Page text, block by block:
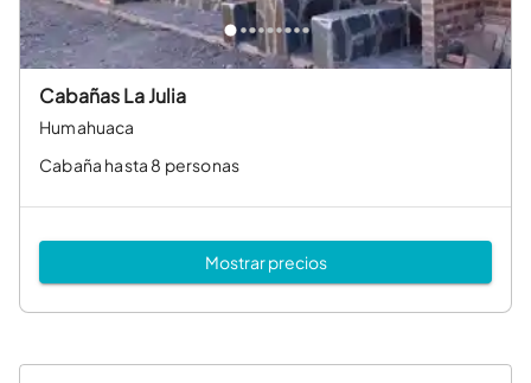
Cabañas La Julia
Humahuaca
Cabaña hasta 8 personas
Mostrar precios